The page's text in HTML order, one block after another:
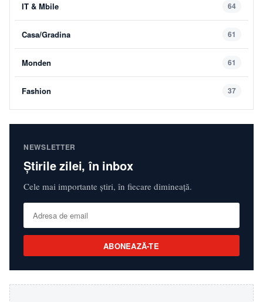
IT & Mbile 64
Casa/Gradina 61
Monden 61
Fashion 37
NEWSLETTER
Știrile zilei, în inbox
Cele mai importante știri, în fiecare dimineață.
ABONEAZĂ-TE